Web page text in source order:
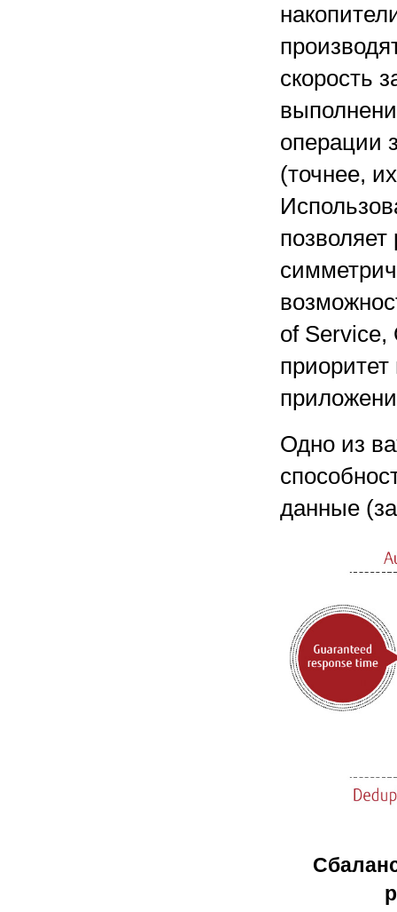
скорость
операции
(точнее,
of Service,
Одно из
данные